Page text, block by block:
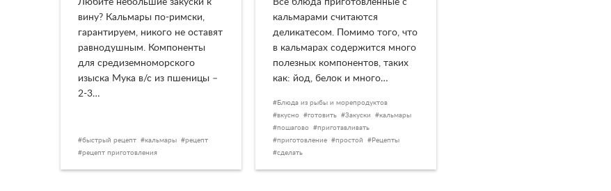
Любите небольшие закуски к
вину? Кальмары по-римски,
гарантируем, никого не оставят
равнодушным. Компоненты
для средиземноморского
изыска Мука в/с из пшеницы –
2-3…
быстрый рецепт кальмары
рецепт
рецепт приготовления
Все блюда приготовленные с
кальмарами считаются
деликатесом. Помимо того, что
в кальмарах содержится много
полезных компонентов, таких
как: йод, белок и много…
Блюда из рыбы и морепродуктов
вкусно
готовить Закуски
кальмары
пошагово
приготавливать
приготовление
простой
Рецепты
сделать